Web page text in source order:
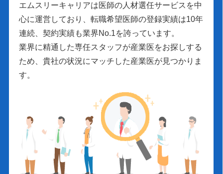
エムスリーキャリアは医師の人材選任サービスを中
心に運営しており、転職希望医師の登録実績は10年
連続、契約実績も業界No.1を誇っています。
業界に精通した専任スタッフが産業医をお探しする
ため、貴社の状況にマッチした産業医が見つかりま
す。